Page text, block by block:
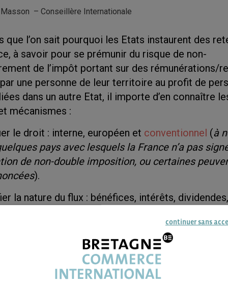
– Conseillère Internationale
que l’on sait pourquoi les Etats instaurent des
à savoir pour se prémunir du risque de non-
de l’impôt portant sur des rémunérations/
une personne de leur territoire au profit de
dans un autre Etat, il importe d’en connaître
mécanismes :
le droit : interne, européen et conventionnel (à
pays avec lesquels la France n’a pas
de non-double imposition, ou certaines
).
la nature du flux : bénéfices, intérêts, dividendes,
le flux, notamment dans les relations « sociétés
le taux de la retenue.
continuer sans